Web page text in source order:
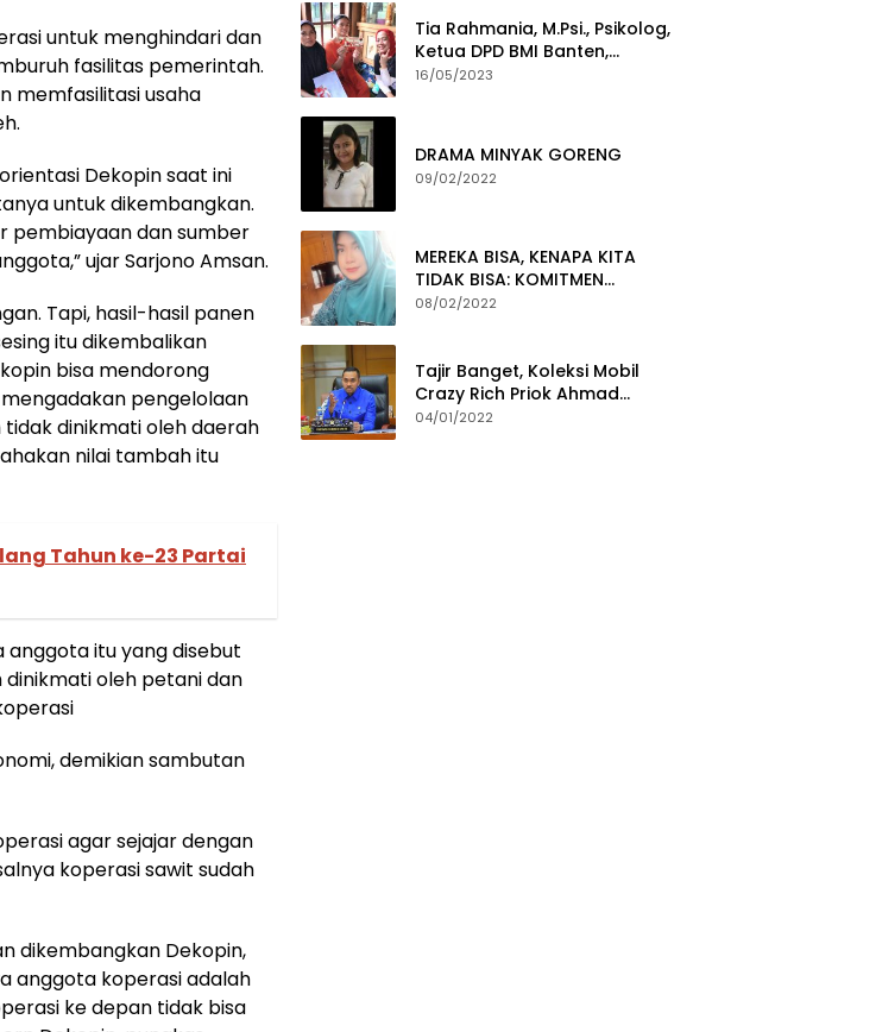
untuk menghindari dan
fasilitas pemerintah.
memfasilitasi usaha
Dekopin saat ini
untuk dikembangkan.
pembiayaan dan sumber
ujar Sarjono Amsan.
Tapi, hasil-hasil panen
itu dikembalikan
bisa mendorong
pengelolaan
dinikmati oleh daerah
nilai tambah itu
Tahun ke-23 Partai
itu yang disebut
oleh petani dan
demikian sambutan
agar sejajar dengan
koperasi sawit sudah
dikembangkan Dekopin,
anggota koperasi adalah
ke depan tidak bisa
Tia Rahmania, M.Psi., Psikolog,
Ketua DPD BMI Banten,
membawa Program Layanan
16/05/2023
DRAMA MINYAK GORENG
09/02/2022
MEREKA BISA, KENAPA KITA
TIDAK BISA: KOMITMEN
PEMBERANTASAN KORUPSI
08/02/2022
Tajir Banget, Koleksi Mobil
Crazy Rich Priok Ahmad
Sahroni Bikin Ngiler
04/01/2022